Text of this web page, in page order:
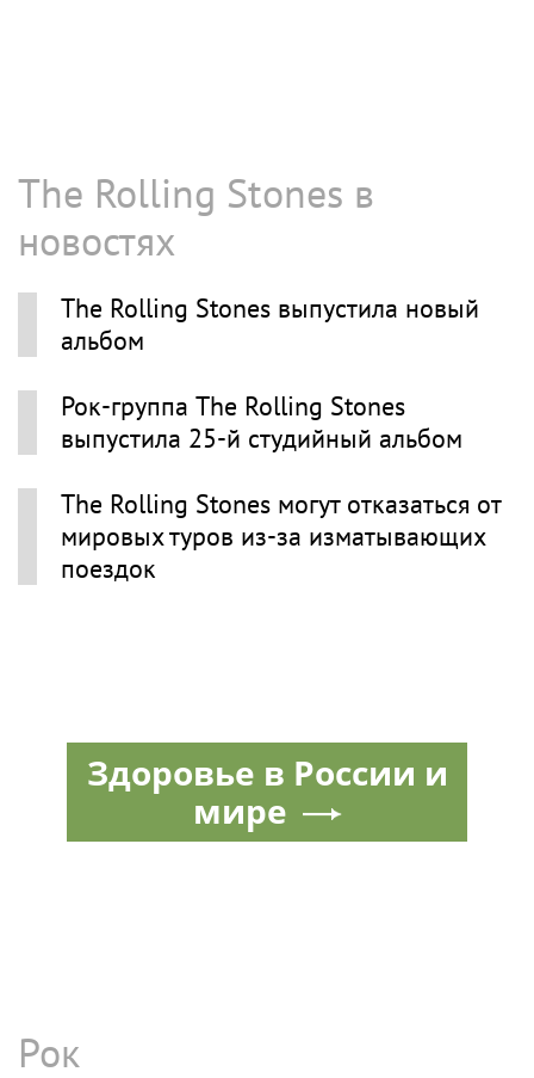
The Rolling Stones в
новостях
The Rolling Stones выпустила новый
альбом
Рок-группа The Rolling Stones
выпустила 25-й студийный альбом
The Rolling Stones могут отказаться от
мировых туров из-за изматывающих
поездок
Здоровье в России и
мире
Рок